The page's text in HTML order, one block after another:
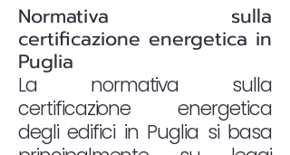
Normativa sulla
certificazione energetica in
Puglia
La normativa sulla
certificazione energetica
degli edifici in Puglia si basa